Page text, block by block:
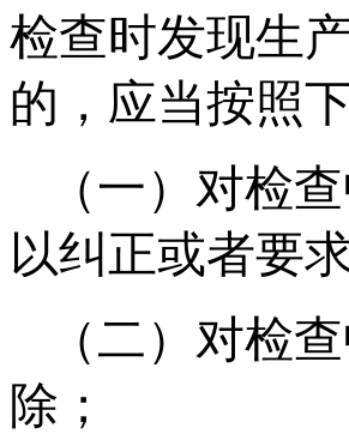
检查时发现生
的，应当按照
（一）对检
以纠正或者要
（二）对检
除；